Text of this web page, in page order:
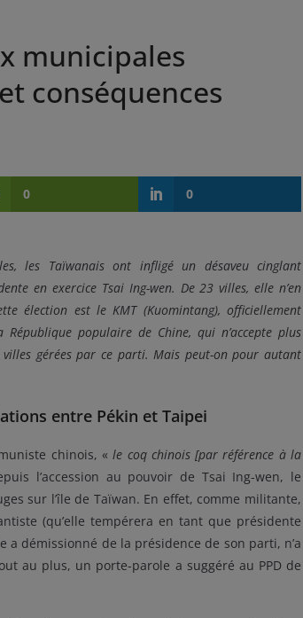
municipales
conséquences
0 0
les Taïwanais ont infligé un désaveu cinglant
en exercice TsaiIng-wen. De 23 villes, elle n’en
élection est leKMT (Kuomintang), officiellement
populaire de Chine, qui n’accepte plus
gérées par ce parti. Mais peut-on pour autant
entre Pékin et Taipei
chinois, «le coq chinois[par référence à la
l’accession au pouvoir de Tsai Ing-wen, le
sur l’île de Taïwan. En effet, comme militante,
(qu’elle tempérera en tant que présidente
démissionné de la présidence de son parti, n’a
au plus, un porte-parole a suggéré au PPD de